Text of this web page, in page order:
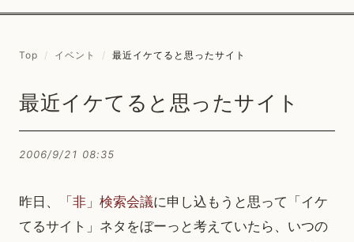
Top / イベント / 最近イケてると思ったサイト
最近イケてると思ったサイト
2006/9/21 08:35
昨日、 「非」検索会議に申し込もうと思って「イケ
てるサイト」ネタをぼーっと考えていたら、いつの